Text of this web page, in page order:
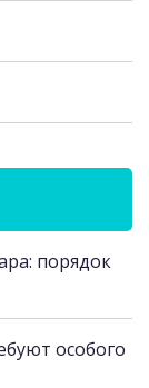
порядок
особого